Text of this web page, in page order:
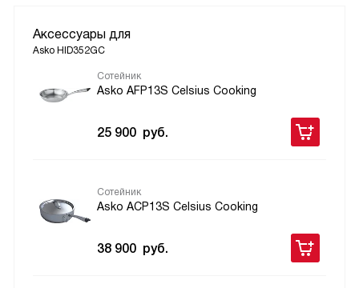
Аксессуары для
Asko HID352GC
Сотейник
Asko AFP13S Celsius Cooking
25 900 руб.
Сотейник
Asko ACP13S Celsius Cooking
38 900 руб.